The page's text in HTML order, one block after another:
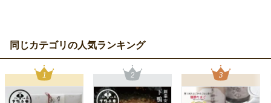
同じカテゴリの人気ランキング